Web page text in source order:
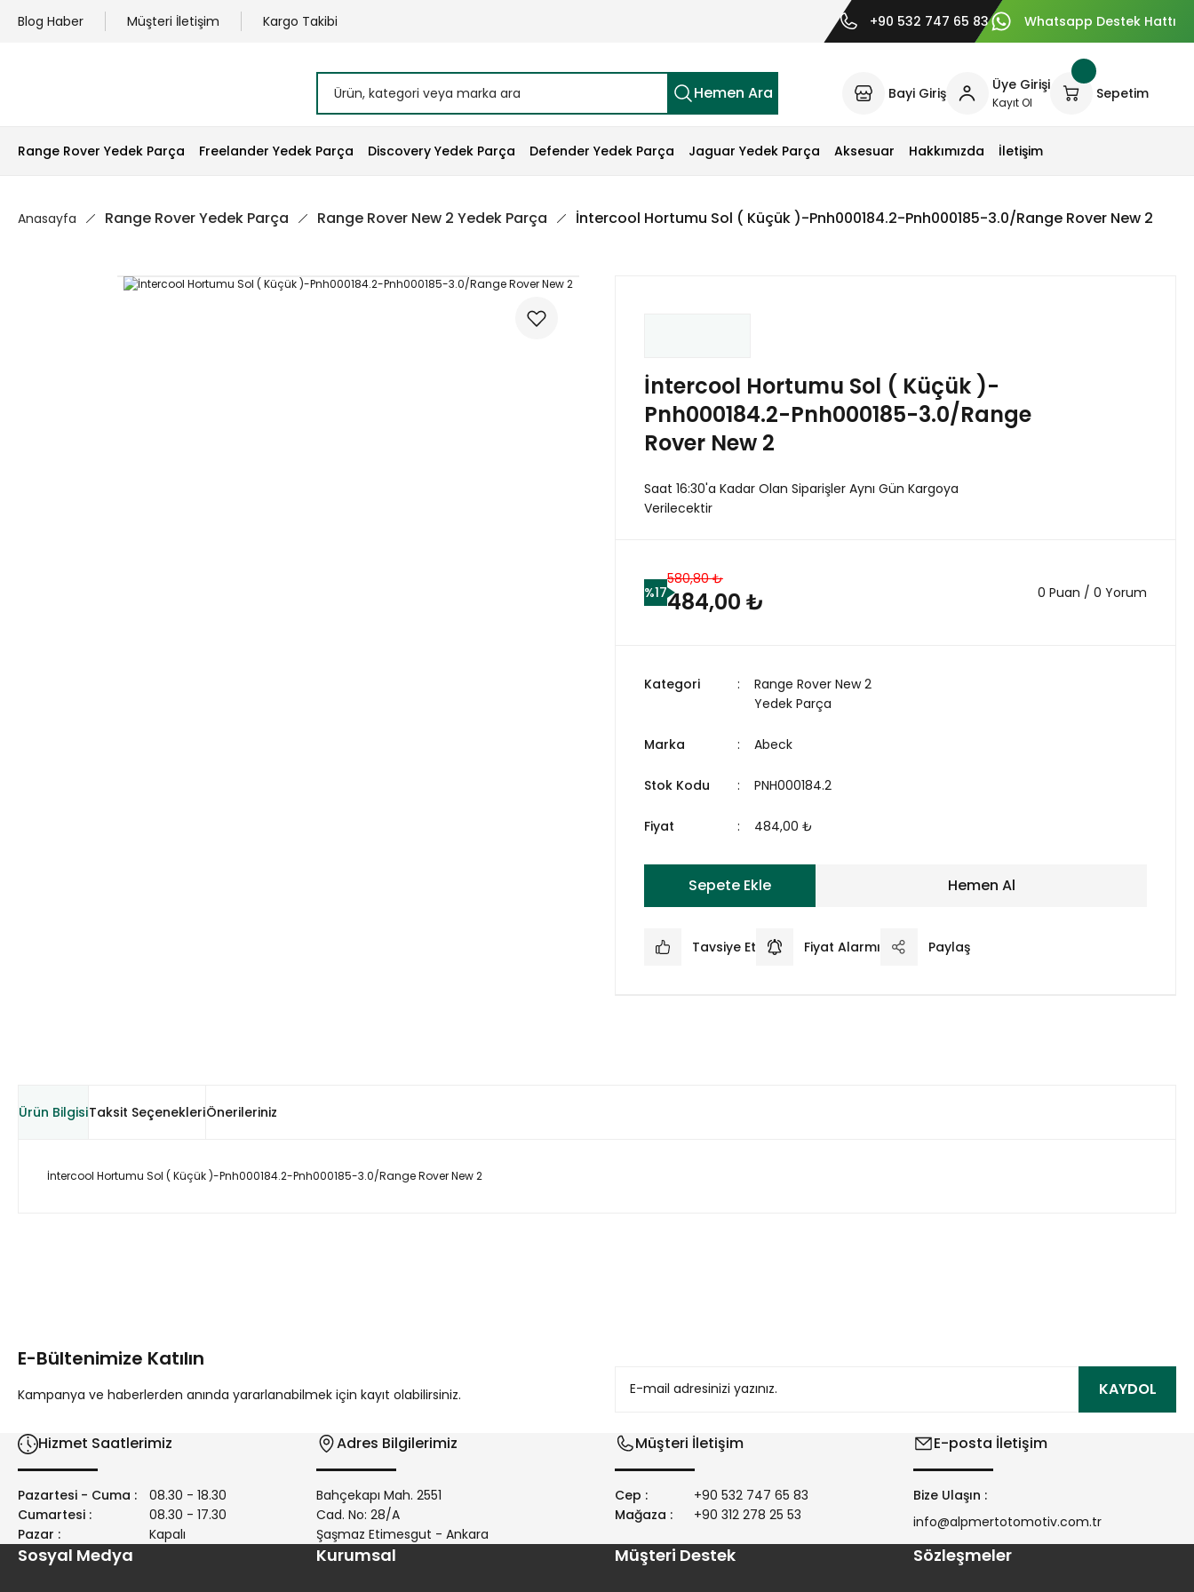
Blog Haber Müşteri İletişim Kargo Takibi +90 532 747 65 83 Whatsapp Destek Hattı
Hemen Ara Bayi Giriş Üye Girişi
Kayıt Ol
Sepetim
Range Rover Yedek Parça Freelander Yedek Parça Discovery Yedek Parça Defender Yedek Parça Jaguar Yedek Parça Aksesuar Hakkımızda İletişim
Anasayfa Range Rover Yedek Parça Range Rover New 2 Yedek Parça İntercool Hortumu Sol ( Küçük )-Pnh000184.2-Pnh000185-3.0/Range Rover New 2
İntercool Hortumu Sol ( Küçük )-
Pnh000184.2-Pnh000185-3.0/Range
Rover New 2
Saat 16:30'a Kadar Olan Siparişler Aynı Gün Kargoya
Verilecektir
%17
580,80 ₺
484,00 ₺ 0 Puan / 0 Yorum
Kategori
Range Rover New 2
Yedek Parça
Marka Abeck
Stok Kodu PNH000184.2
Fiyat 484,00 ₺
Sepete Ekle Hemen Al
Tavsiye Et Fiyat Alarmı Paylaş
Ürün BilgisiTaksit SeçenekleriÖnerileriniz
İntercool Hortumu Sol ( Küçük )-Pnh000184.2-Pnh000185-3.0/Range Rover New 2
Ürün bilgilerinde hatalar bulunuyor.
E-Bültenimize Katılın
Kampanya ve haberlerden anında yararlanabilmek için kayıt olabilirsiniz. KAYDOL
Hizmet Saatlerimiz
Pazartesi - Cuma :
08.30 - 18.30
Cumartesi :
08.30 - 17.30
Pazar :
Kapalı
Adres Bilgilerimiz
Bahçekapı Mah. 2551
Cad. No: 28/A
Şaşmaz Etimesgut - Ankara
Müşteri İletişim
Cep :
+90 532 747 65 83
Mağaza :
+90 312 278 25 53
E-posta İletişim
Bize Ulaşın :
info@alpmertotomotiv.com.tr
Sosyal Medya Kurumsal Müşteri Destek Sözleşmeler